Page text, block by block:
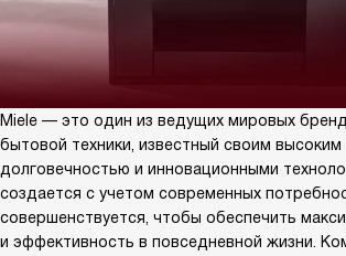
Miele — это один из ведущих мировых
бытовой техники, известный своим высоким
долговечностью и инновационными
создается с учетом современных
совершенствуется, чтобы обеспечить
и эффективность в повседневной жизни.